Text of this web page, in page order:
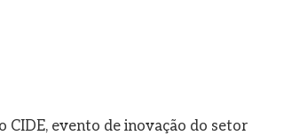
CIDE, evento de inovação do setor